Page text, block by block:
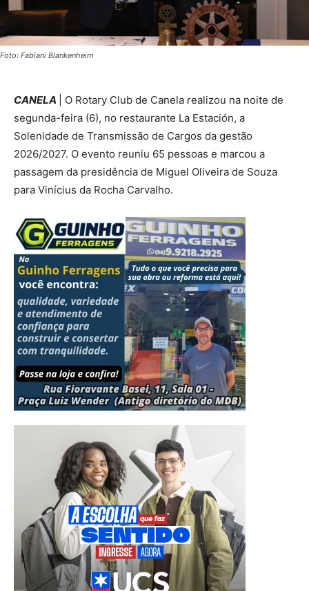
Foto: Fabiani Blankenheim
CANELA
| O Rotary Club de Canela realizou na noite de
segunda-feira (6), no restaurante La Estación, a
Solenidade de Transmissão de Cargos da gestão
2026/2027. O evento reuniu 65 pessoas e marcou a
passagem da presidência de Miguel Oliveira de Souza
para Vinícius da Rocha Carvalho.